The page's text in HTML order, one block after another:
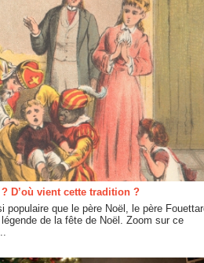
D’où vient cette tradition ?
populaire que le père Noël, le père
de la fête de Noël. Zoom sur ce